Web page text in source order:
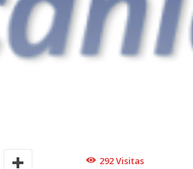
292Visitas